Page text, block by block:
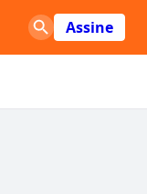
Assine